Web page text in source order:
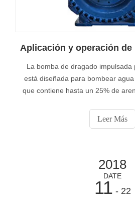
La bomba de dragado impulsada
está diseñada para bombear
que contiene hasta un 25% de
otras aplicaciones marinas, como
pilotes, mantenimiento de
Leer Más
2018
DATE
11 - 22